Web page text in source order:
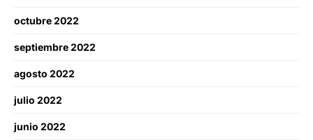
octubre 2022
septiembre 2022
agosto 2022
julio 2022
junio 2022